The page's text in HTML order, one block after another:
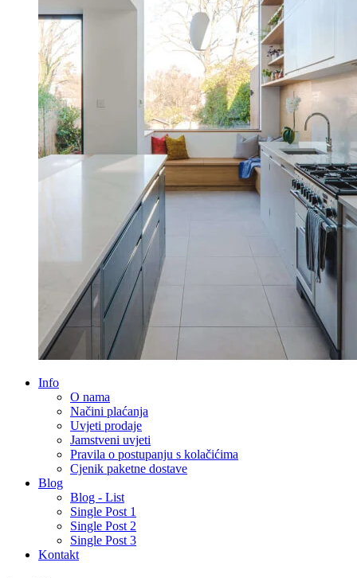
Info
O nama
Načini plaćanja
Uvjeti prodaje
Jamstveni uvjeti
Pravila o postupanju s kolačićima
Cjenik paketne dostave
Blog
Blog - List
Single Post 1
Single Post 2
Single Post 3
Kontakt